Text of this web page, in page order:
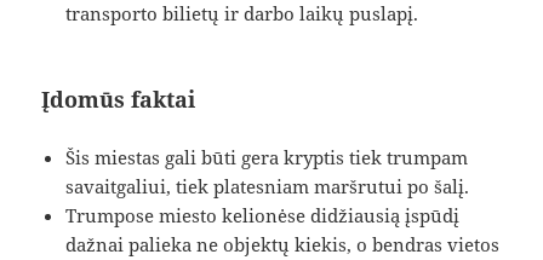
transporto bilietų ir darbo laikų puslapį.
Įdomūs faktai
Šis miestas gali būti gera kryptis tiek trumpam
savaitgaliui, tiek platesniam maršrutui po šalį.
Trumpose miesto kelionėse didžiausią įspūdį
dažnai palieka ne objektų kiekis, o bendras vietos